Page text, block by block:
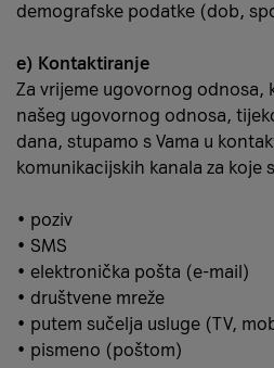
demografske podatke (dob,
e) Kontaktiranje
Za vrijeme ugovornog odnosa,
našeg ugovornog odnosa,
dana, stupamo s Vama u
komunikacijskih kanala za koje
• poziv
• SMS
• elektronička pošta (e-mail)
• društvene mreže
• putem sučelja usluge (TV,
• pismeno (poštom)